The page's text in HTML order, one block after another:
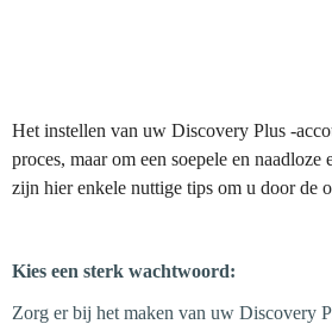
Het instellen van uw Discovery Plus -
proces, maar om een soepele en naadloze
zijn hier enkele nuttige tips om u door de
Kies een sterk wachtwoord:
Zorg er bij het maken van uw Discovery